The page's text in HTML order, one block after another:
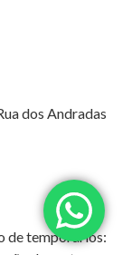
dos Andradas
de temporários: